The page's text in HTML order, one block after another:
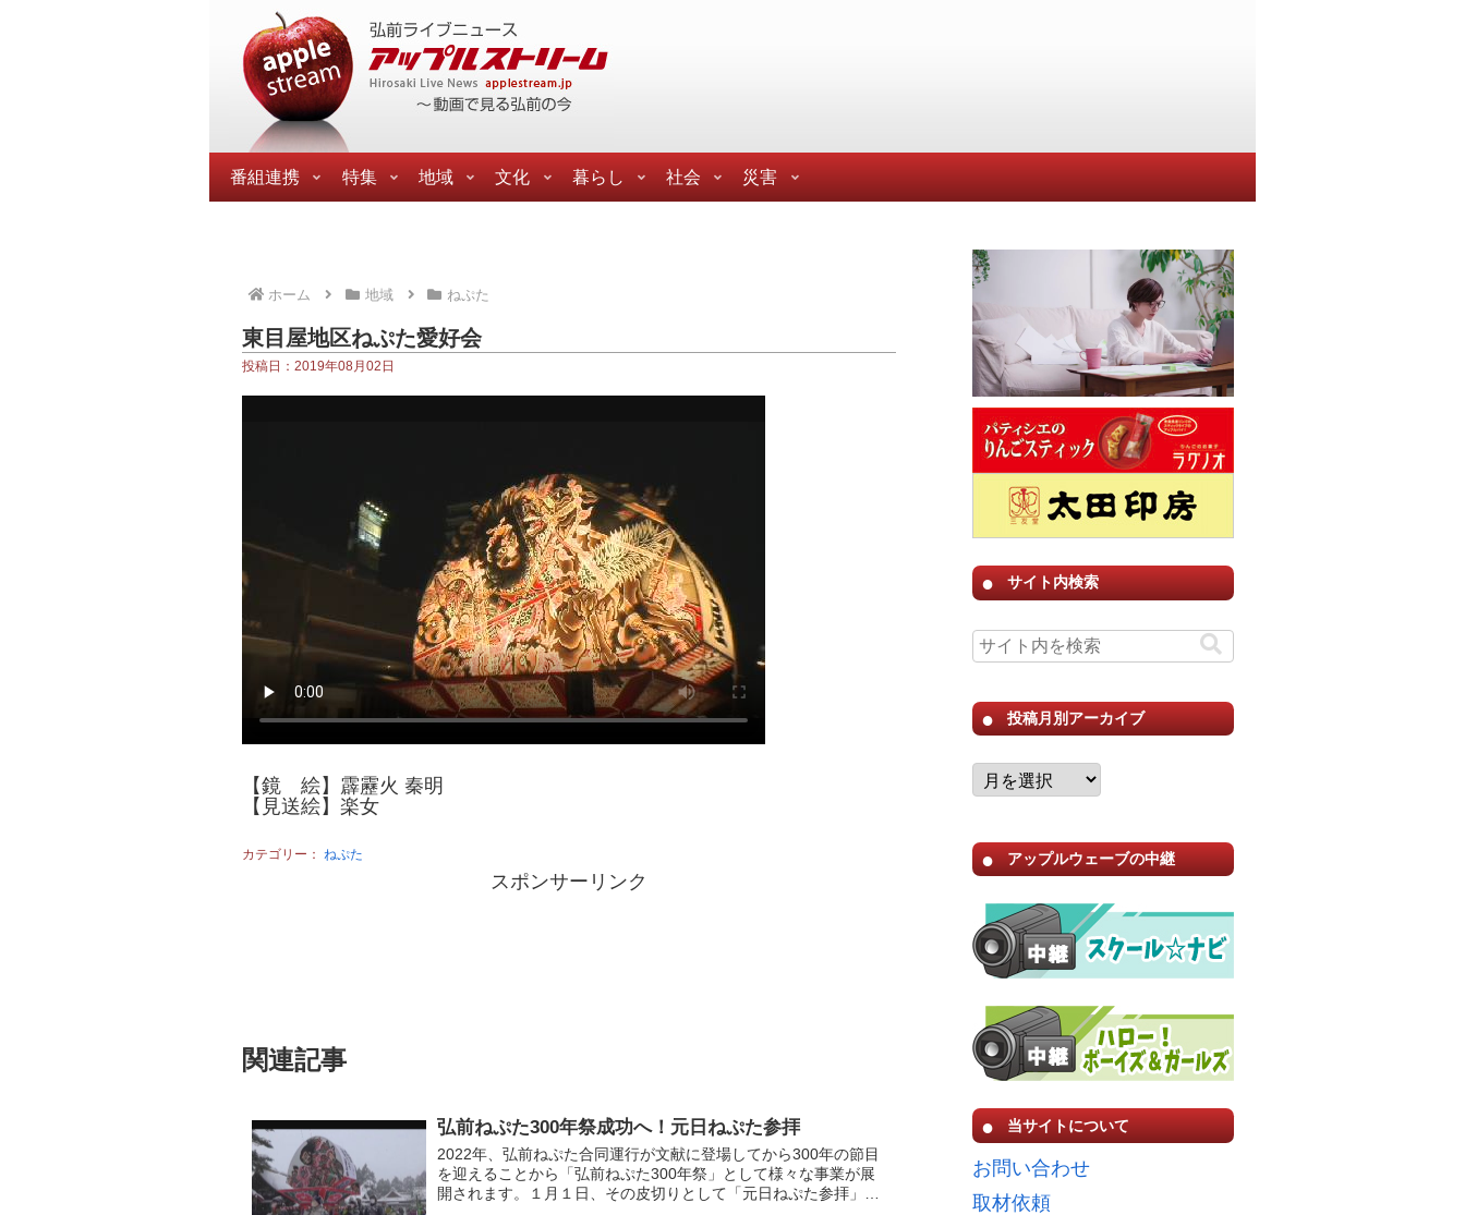
番組連携 特集 地域 文化 暮らし 社会 災害
ホーム 地域 ねぷた
東目屋地区ねぷた愛好会
投稿日：2019年08月02日
【鏡 絵】霹靂火 秦明
【見送絵】楽女
カテゴリー： ねぷた
スポンサーリンク
関連記事
弘前ねぷた300年祭成功へ！元日ねぷた参拝
2022年、弘前ねぷた合同運行が文献に登場してから300年の節目
を迎えることから「弘前ねぷた300年祭」として様々な事業が展
開されます。１月１日、その皮切りとして「元日ねぷた参拝」が
サイト内検索
投稿月別アーカイブ
アップルウェーブの中継
当サイトについて
お問い合わせ
取材依頼